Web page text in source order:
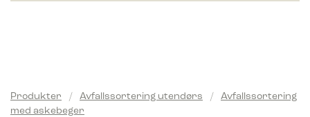
Produkter / Avfallssortering utendørs /
Avfallssortering
med askebeger